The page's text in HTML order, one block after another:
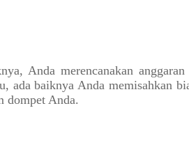
Anda merencanakan
baiknya Anda memisahkan
dompet Anda.